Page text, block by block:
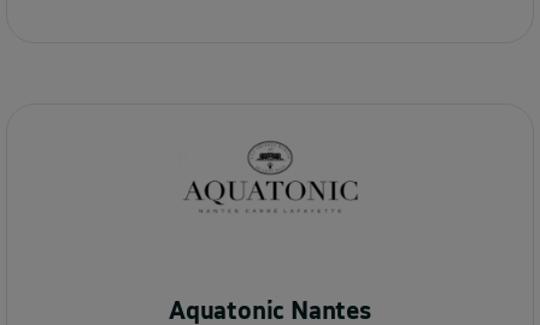
Aquatonic Nantes